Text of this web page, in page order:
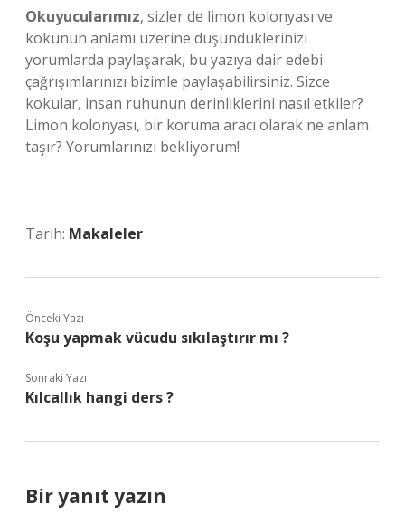
Okuyucularımız, sizler de limon kolonyası ve
kokunun anlamı üzerine düşündüklerinizi
yorumlarda paylaşarak, bu yazıya dair edebi
çağrışımlarınızı bizimle paylaşabilirsiniz. Sizce
kokular, insan ruhunun derinliklerini nasıl etkiler?
Limon kolonyası, bir koruma aracı olarak ne anlam
taşır? Yorumlarınızı bekliyorum!
Tarih: Makaleler
Önceki Yazı
Koşu yapmak vücudu sıkılaştırır mı ?
Sonraki Yazı
Kılcallık hangi ders ?
Bir yanıt yazın